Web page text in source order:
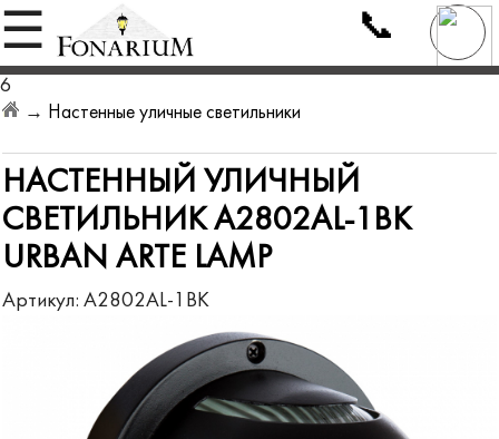
☰ 📞
6
→ Настенные уличные светильники
НАСТЕННЫЙ УЛИЧНЫЙ
СВЕТИЛЬНИК A2802AL-1BK
URBAN ARTE LAMP
Артикул:A2802AL-1BK